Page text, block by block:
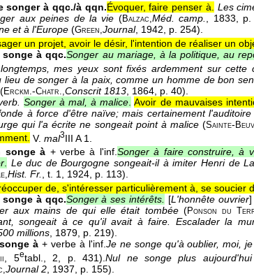
songer à qqc./à qqn.Évoquer, faire penser à.
Les
aux peines de la vie (Balzac,Méd. camp. , 1833 ,
et à l'Europe (Green,Journal, 1942 , p. 254).
un projet, avoir le désir, l'intention de réaliser un
songe à qqc.Songer au mariage, à la politique, au
mes yeux sont fixés ardemment sur cette
lieu de songer à la paix, comme un homme de bon
Erckm. -Chatr., Conscrit 1813 , 1864 , p. 40).
Songer à mal, à malice Avoir de mauvaises
à force d'être naïve; mais certainement
qui l'a écrite ne songeait point à malice(Sainte-
V. mal3III A 1.
songe à + verbe à l'inf.Songer à faire construire, à
. Le duc de Bourgogne songeait-il à imiter Henri de
Hist. Fr., t. 1, 1924, p. 113).
de, s'intéresser particulièrement à, se soucier
songe à qqc.Songer à ses intérêts. [L'honnête ouvrier]
aux mains de qui elle était tombée(Ponson du
songeait à ce qu'il avait à faire. Escalader la
millions, 1879, p. 219).
à+ verbe à l'inf.Je ne songe qu'à oublier, moi,
, 5etabl., 2, p. 431).Nul ne songe plus
Journal 2 , 1937 , p. 155).